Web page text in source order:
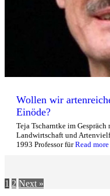
Wollen wir
Einöde?
Teja Tscharntke im
Landwirtschaft und
1993 Professor fürRead more
1 2 Next »